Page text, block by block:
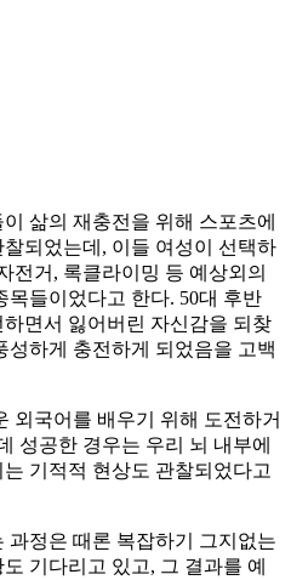
삶의 재충전을 위해 스포츠에
되었는데, 이들 여성이 선택하
전거, 록클라이밍 등 예상외의
목들이었다고 한다. 50대 후반
면서 잃어버린 자신감을 되찾
성하게 충전하게 되었음을 고백
외국어를 배우기 위해 도전하거
성공한 경우는 우리 뇌 내부에
기적적 현상도 관찰되었다고
과정은 때론 복잡하기 그지없는
기다리고 있고, 그 결과를 예